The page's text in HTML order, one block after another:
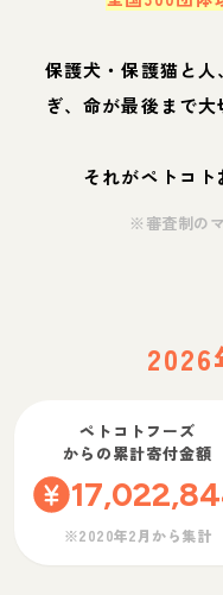
保護犬・保護猫と
ぎ、命が最後まで大
それがペトコト
※審査制の
ペトコトフーズ
からの累計寄付金額
※2020年2月から集計